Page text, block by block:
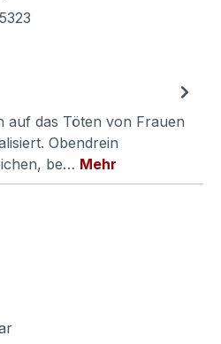
auf das Töten von Frauen
Obendrein
be… Mehr